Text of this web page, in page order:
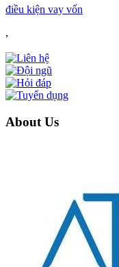
điều kiện vay vốn
,
About Us